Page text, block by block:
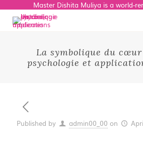
Master Dishita Muliya is a world-
La symbolique du
psychologie et
Published by admin00_00 on